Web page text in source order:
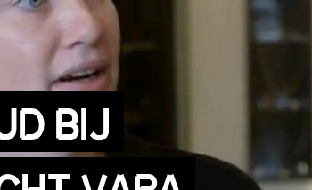
BIJ